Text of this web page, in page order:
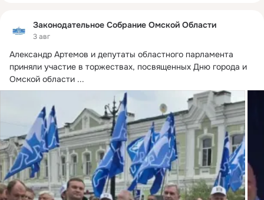
Законодательное Собрание Омской Области
3 авг
Александр Артемов и депутаты областного парламента
приняли участие в торжествах, посвященных Дню города и
Омской области ...